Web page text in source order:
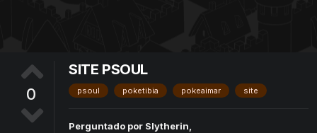
0
SITE PSOUL
psoul poketibia pokeaimar site
Perguntado por Slytherin,